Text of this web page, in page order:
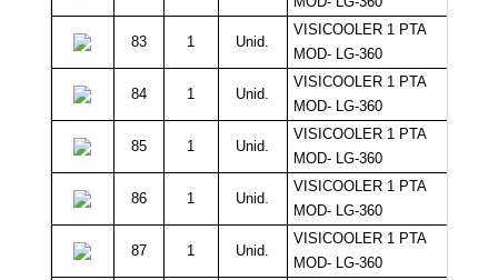
83 1 Unid.
VISICOOLER 1 PTA
MOD- LG-360
84 1 Unid.
VISICOOLER 1 PTA
MOD- LG-360
85 1 Unid.
VISICOOLER 1 PTA
MOD- LG-360
86 1 Unid.
VISICOOLER 1 PTA
MOD- LG-360
87 1 Unid.
VISICOOLER 1 PTA
MOD- LG-360